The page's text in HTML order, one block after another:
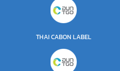
THAI CABON LABEL